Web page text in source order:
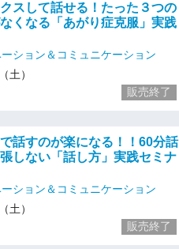
スして話せる！たった３つの
くなる「あがり症克服」実践
ション＆コミュニケーション
土）
販売終了
話すのが楽になる！！60分話
しない「話し方」実践セミナ
ション＆コミュニケーション
土）
販売終了